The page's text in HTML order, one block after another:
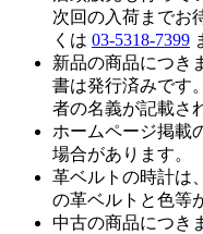
次回の入荷までお
くは 03-5318-7399
新品の商品につき
書は発行済みです
者の名義が記載さ
ホームページ掲載
場合があります。
革ベルトの時計は
の革ベルトと色等
中古の商品につき